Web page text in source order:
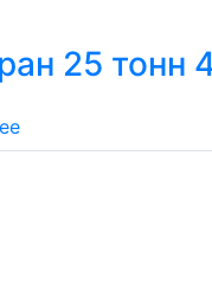
25 тонн